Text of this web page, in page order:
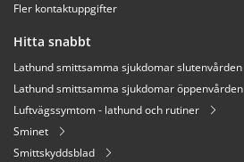
Fler kontaktuppgifter
Hitta snabbt
Lathund smittsamma sjukdomar slutenvården
Lathund smittsamma sjukdomar öppenvården
Luftvägssymtom - lathund och rutiner
Sminet
Smittskyddsblad